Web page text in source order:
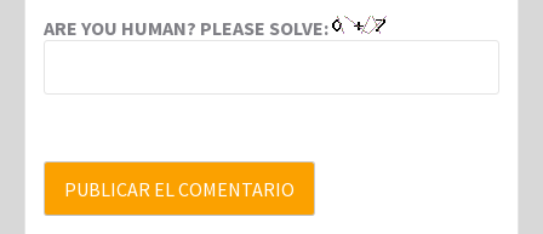
ARE YOU HUMAN? PLEASE SOLVE: